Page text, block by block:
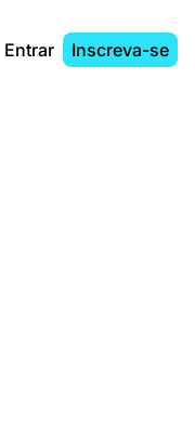
Entrar Inscreva-se